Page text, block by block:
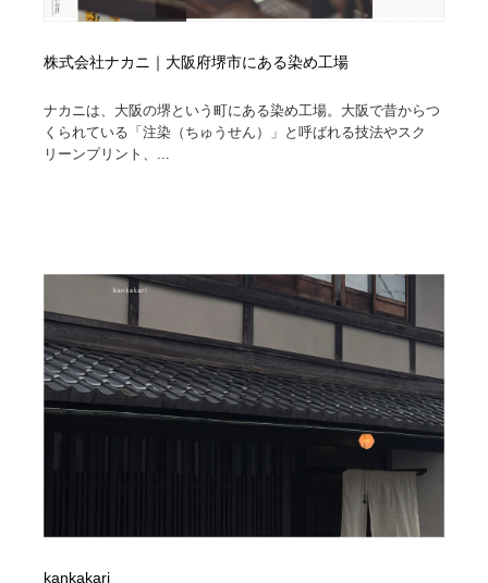
株式会社ナカニ｜大阪府堺市にある染め工場
ナカニは、大阪の堺という町にある染め工場。大阪で昔からつ
くられている「注染（ちゅうせん）」と呼ばれる技法やスク
リーンプリント、...
kankakari